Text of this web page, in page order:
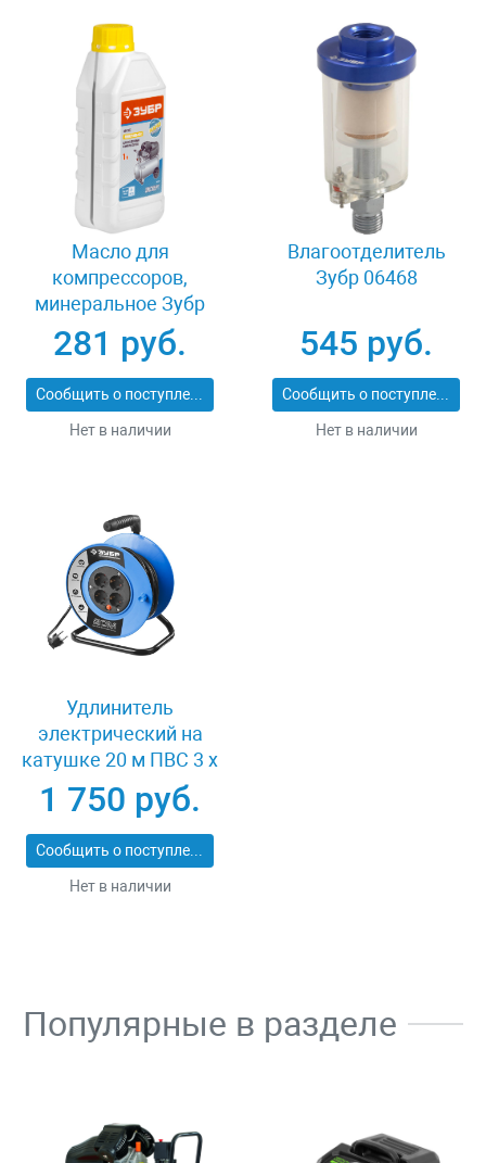
Масло для
компрессоров,
минеральное Зубр
ПНЕВМО-СТАНДАРТ
ЗМК-ПС
281 руб.
Сообщить о поступлении
Нет в наличии
Влагоотделитель
Зубр 06468
545 руб.
Сообщить о поступлении
Нет в наличии
Удлинитель
электрический на
катушке 20 м ПВС 3 х
1кв мм 4 гнезда Зубр
ПРОФЕССИОНАЛ
55082-20
1 750 руб.
Сообщить о поступлении
Нет в наличии
Популярные в разделе